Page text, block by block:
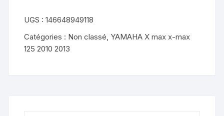
2013
UGS :146648949118
Catégories : Non classé YAMAHA X max x-max
125 2010 2013